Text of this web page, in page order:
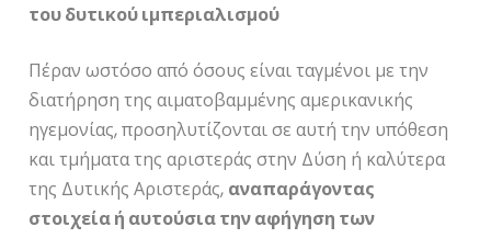
του δυτικού ιμπεριαλισμού
Πέραν ωστόσο από όσους είναι ταγμένοι με την
διατήρηση της αιματοβαμμένης αμερικανικής
ηγεμονίας, προσηλυτίζονται σε αυτή την υπόθεση
και τμήματα της αριστεράς στην Δύση ή καλύτερα
της Δυτικής Αριστεράς, αναπαράγοντας
στοιχεία ή αυτούσια την αφήγηση των